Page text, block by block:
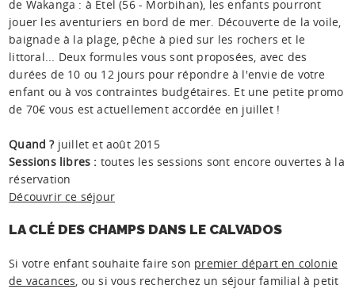
de Wakanga : à Etel (56 - Morbihan), les enfants pourront
jouer les aventuriers en bord de mer. Découverte de la voile,
baignade à la plage, pêche à pied sur les rochers et le
littoral... Deux formules vous sont proposées, avec des
durées de 10 ou 12 jours pour répondre à l'envie de votre
enfant ou à vos contraintes budgétaires. Et une petite promo
de 70€ vous est actuellement accordée en juillet !
Quand ?juillet et août 2015
Sessions libres : toutes les sessions sont encore ouvertes à la
réservation
Découvrir ce séjour
LA CLÉ DES CHAMPS DANS LE CALVADOS
Si votre enfant souhaite faire son premier départ en colonie
de vacances, ou si vous recherchez un séjour familial à petit